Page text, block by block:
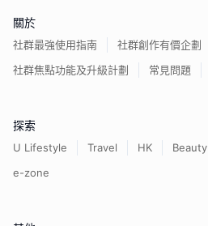
關於
社群最強使用指南
社群創作有價企劃
社群焦點功能及升級計劃
常見問題
探索
U Lifestyle Travel HK Beauty
e-zone